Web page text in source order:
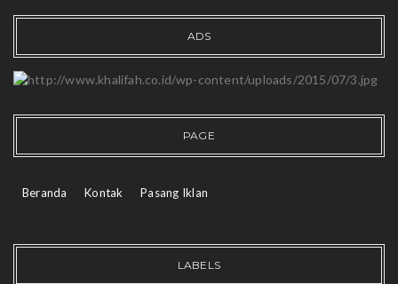
ADS
PAGE
Beranda Kontak Pasang Iklan
LABELS